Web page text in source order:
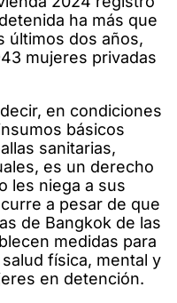
ha más que
últimos dos años,
mujeres privadas
en condiciones
básicos
sanitarias,
es un derecho
les niega a sus
a pesar de que
de Bangkok de las
medidas para
física, mental y
en detención.